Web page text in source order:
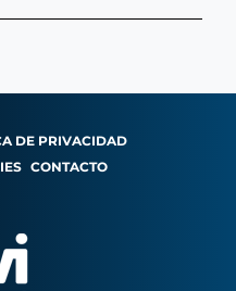
DE PRIVACIDAD
CONTACTO